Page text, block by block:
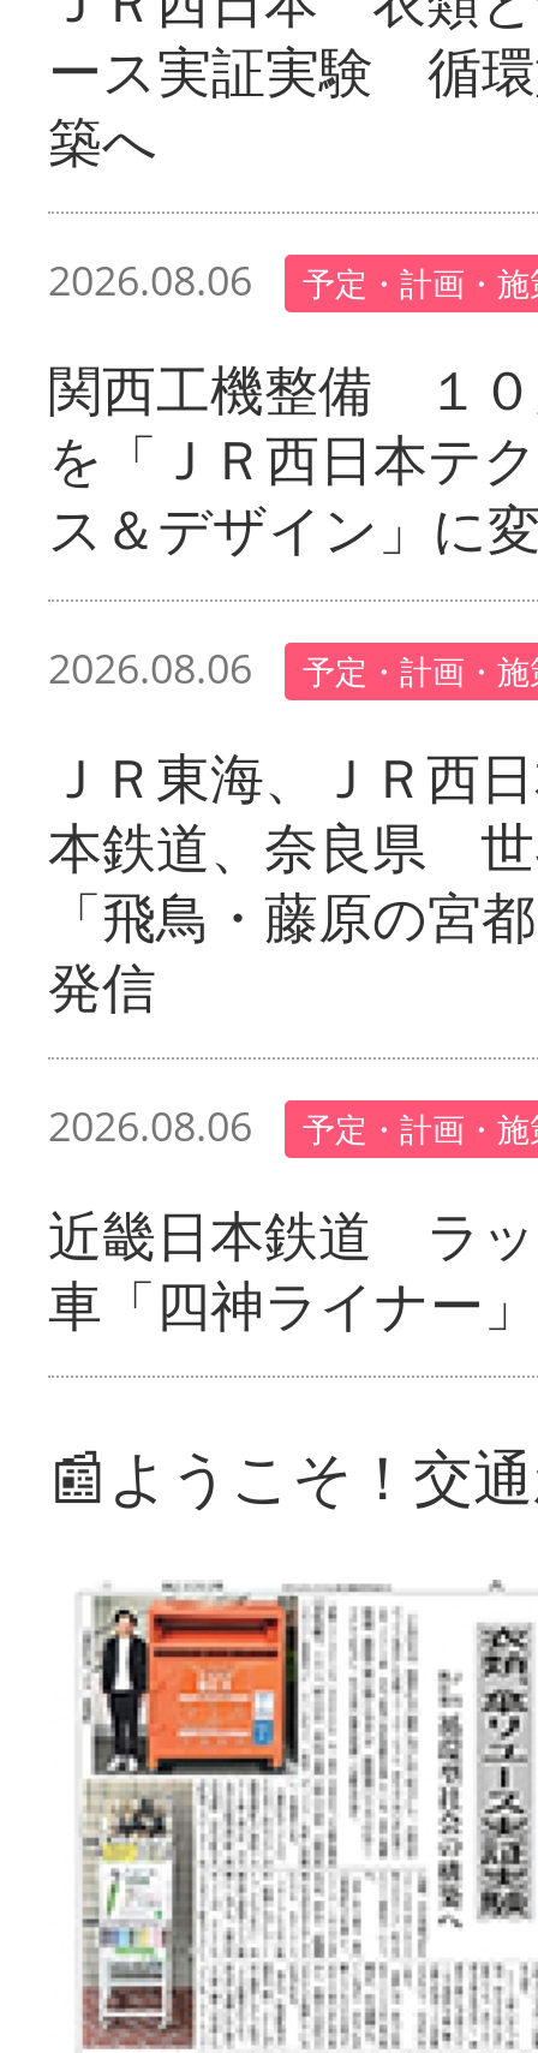
ース実証実験 循
築へ
2026.08.06 予定・計画・
関西工機整備 １
を「ＪＲ西日本テ
ス＆デザイン」に
2026.08.06 予定・計画・
ＪＲ東海、ＪＲ西
本鉄道、奈良県
「飛鳥・藤原の宮
発信
2026.08.06 予定・計画・
近畿日本鉄道 ラ
車「四神ライナー
📰ようこそ！交